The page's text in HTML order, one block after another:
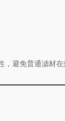
避免普通滤材在